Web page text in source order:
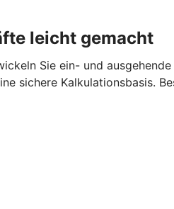
leicht gemacht
Sie ein- und
sichere Kalkulationsbasis.